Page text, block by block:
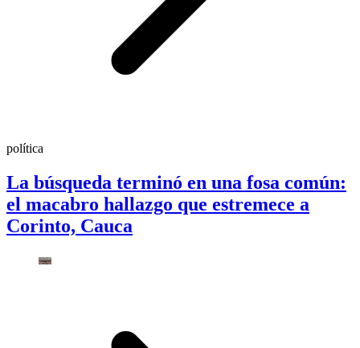
política
La búsqueda terminó en una fosa común:
el macabro hallazgo que estremece a
Corinto, Cauca